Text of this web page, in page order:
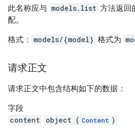
此名称应与 models.list 方法返回
配。
格式： models/{model} 格式为
请求正文
请求正文中包含结构如下的数据：
字段
content
object ( Content )